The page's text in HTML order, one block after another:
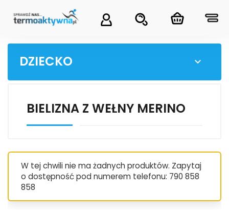
DZIECKO 
BIELIZNA Z WEŁNY MERINO
W tej chwili nie ma żadnych produktów. Zapytaj
o dostępność pod numerem telefonu: 790 858
858